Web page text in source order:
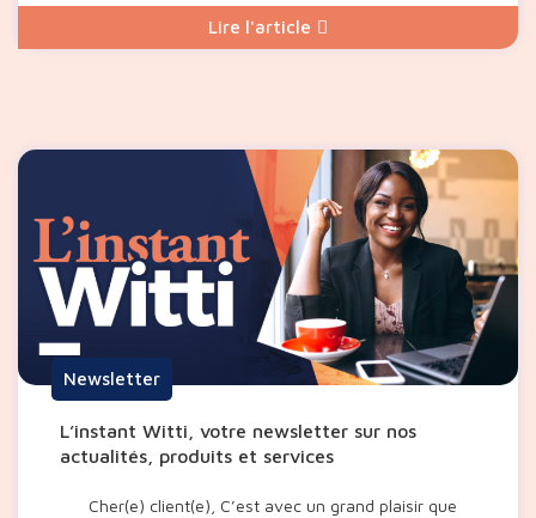
Lire l'article
Newsletter
L’instant Witti, votre newsletter sur nos
actualités, produits et services
Cher(e) client(e), C’est avec un grand plaisir que